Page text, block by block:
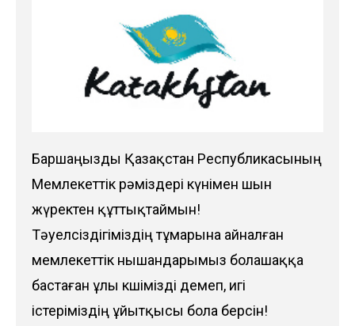
Баршаңызды Қазақстан Республикасының
Мемлекеттік рәміздері күнімен шын
жүректен құттықтаймын!
Тәуелсіздігіміздің тұмарына айналған
мемлекеттік нышандарымыз болашаққа
бастаған ұлы көшімізді демеп, игі
істеріміздің ұйытқысы бола берсін!